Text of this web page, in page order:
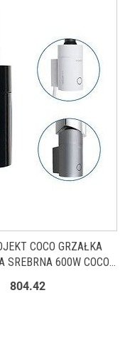
COCO GRZAŁKA
SREBRNA 600W COCO-
804.42